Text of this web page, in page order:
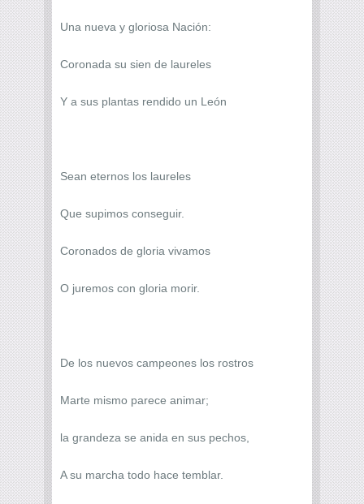
Una nueva y gloriosa Nación:
Coronada su sien de laureles
Y a sus plantas rendido un León
Sean eternos los laureles
Que supimos conseguir.
Coronados de gloria vivamos
O juremos con gloria morir.
De los nuevos campeones los rostros
Marte mismo parece animar;
la grandeza se anida en sus pechos,
A su marcha todo hace temblar.